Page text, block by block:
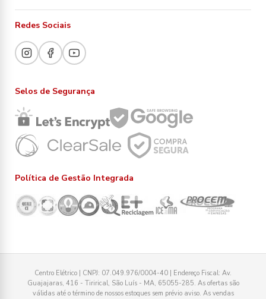
Redes Sociais
Selos de Segurança
Política de Gestão Integrada
Centro Elétrico | CNPJ: 07.049.976/0004-40 | Endereço Fiscal: Av.
Guajajaras, 416 - Tirirical, São Luís - MA, 65055-285. As ofertas são
válidas até o término de nossos estoques sem prévio aviso. As vendas